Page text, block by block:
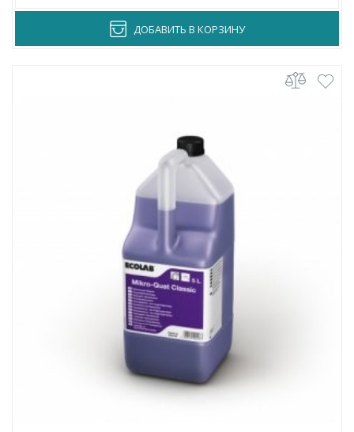
ДОБАВИТЬ В КОРЗИНУ